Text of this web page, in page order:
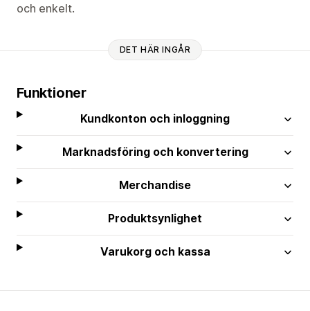
och enkelt.
DET HÄR INGÅR
Funktioner
Kundkonton och inloggning
Marknadsföring och konvertering
Merchandise
Produktsynlighet
Varukorg och kassa